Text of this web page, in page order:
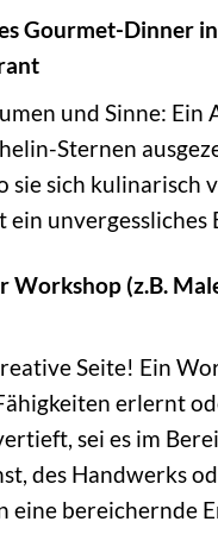
Gourmet-Dinner
und Sinne: Ein
Sternen
sie sich kulinarisch
ein unvergessliches
Workshop (z.B.
Seite! Ein
erlernt
sei es im
des Handwerks
eine bereichernde